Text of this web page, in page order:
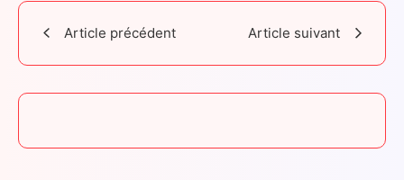
Article précédent Article suivant